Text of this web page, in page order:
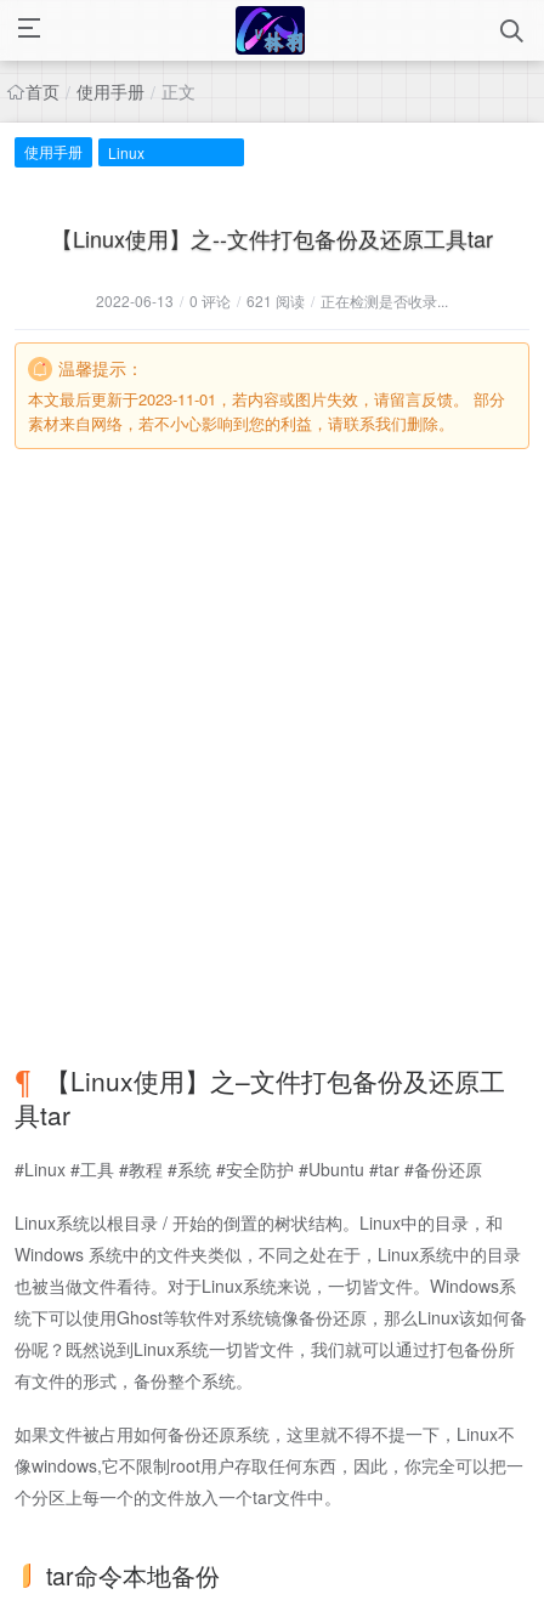
首页 / 使用手册 / 正文
使用手册 Linux
【Linux使用】之--文件打包备份及还原工具tar
2022-06-13 / 0 评论 / 621 阅读 / 正在检测是否收录...
温馨提示：
本文最后更新于2023-11-01，若内容或图片失效，请留言反馈。 部分
素材来自网络，若不小心影响到您的利益，请联系我们删除。
【Linux使用】之–文件打包备份及还原工
具tar
#Linux #工具 #教程 #系统 #安全防护 #Ubuntu #tar #备份还原
Linux系统以根目录 / 开始的倒置的树状结构。Linux中的目录，和
Windows 系统中的文件夹类似，不同之处在于，Linux系统中的目录
也被当做文件看待。对于Linux系统来说，一切皆文件。Windows系
统下可以使用Ghost等软件对系统镜像备份还原，那么Linux该如何备
份呢？既然说到Linux系统一切皆文件，我们就可以通过打包备份所
有文件的形式，备份整个系统。
如果文件被占用如何备份还原系统，这里就不得不提一下，Linux不
像windows,它不限制root用户存取任何东西，因此，你完全可以把一
个分区上每一个的文件放入一个tar文件中。
tar命令本地备份